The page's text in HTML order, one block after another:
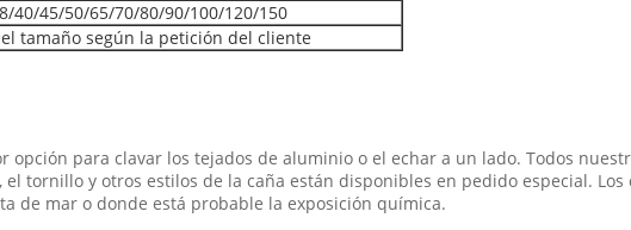
40/45/50/65/70/80/90/100/120/150
tamaño según la petición del cliente
opción para clavar los tejados de aluminio o el echar a un lado. Todos
tornillo y otros estilos de la caña están disponibles en pedido especial.
de mar o donde está probable la exposición química.